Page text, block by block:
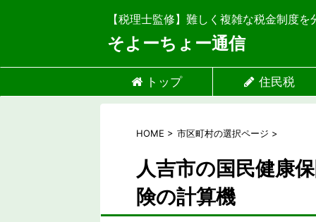
【税理士監修】難しく複雑な税金制度
そよーちょー通信
トップ 住民税
HOME > 市区町村の選択ページ >
人吉市の国民健康
険の計算機